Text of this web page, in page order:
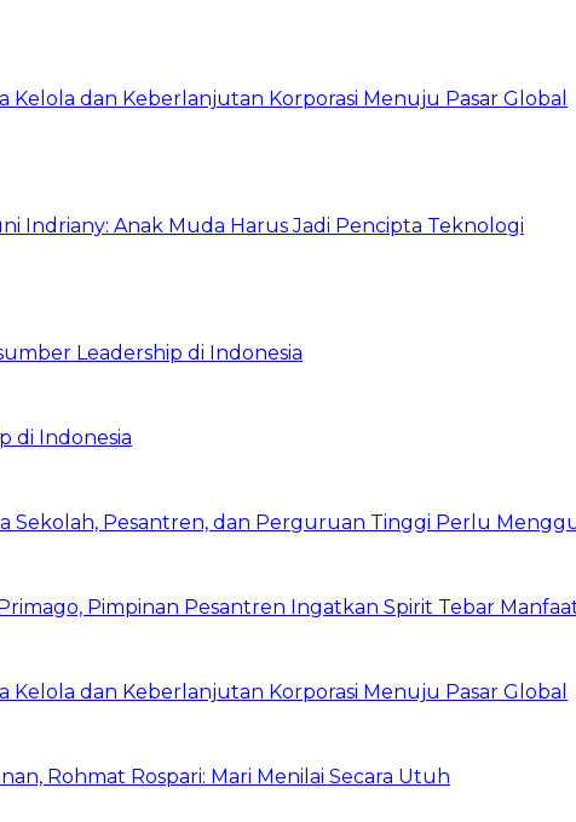
Kelola dan Keberlanjutan Korporasi Menuju Pasar Global
Indriany: Anak Muda Harus Jadi Pencipta Teknologi
Leadership di Indonesia
di Indonesia
Sekolah, Pesantren, dan Perguruan Tinggi Perlu
Pimpinan Pesantren Ingatkan Spirit Tebar
Kelola dan Keberlanjutan Korporasi Menuju Pasar Global
Rohmat Rospari: Mari Menilai Secara Utuh